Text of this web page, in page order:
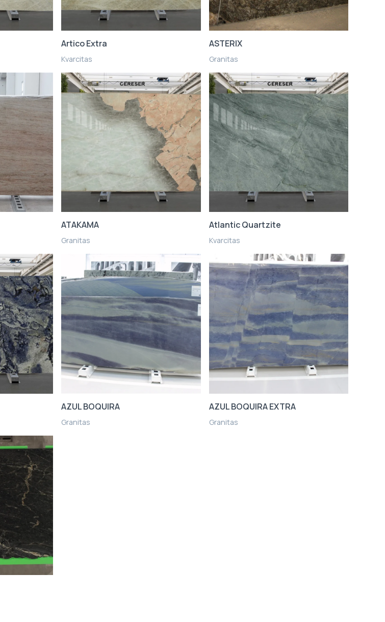
Artico Extra
Kvarcitas
ASTERIX
Granitas
ATAKAMA
Granitas
Atlantic Quartzite
Kvarcitas
AZUL BOQUIRA
Granitas
AZUL BOQUIRA EXTRA
Granitas